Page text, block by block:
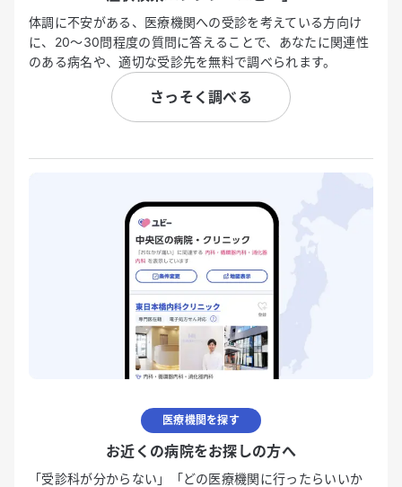
体調に不安がある、医療機関への受診を考えている方向け
に、20〜30問程度の質問に答えることで、あなたに関連性
のある病名や、適切な受診先を無料で調べられます。
さっそく調べる
医療機関を探す
お近くの病院をお探しの方へ
「受診科が分からない」「どの医療機関に行ったらいいか